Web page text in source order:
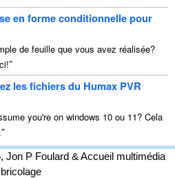
en forme conditionnelle pour
de feuille que vous avez réalisée?
”
les fichiers du Humax PVR
you're on windows 10 ou 11? Cela
”
P Foulard & Accueil multimédia
bricolage